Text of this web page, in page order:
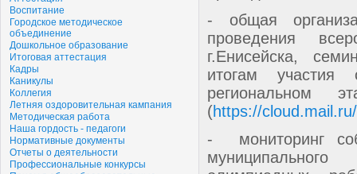
Воспитание
Городское методическое
объединение
Дошкольное образование
Итоговая аттестация
Кадры
Каникулы
Коллегия
Летняя оздоровительная кампания
Методическая работа
Наша гордость - педагоги
Нормативные документы
Отчеты о деятельности
Профессиональные конкурсы
- общая
проведения
г.Енисейска,
итогам
региональном
(https://
- мониторинг